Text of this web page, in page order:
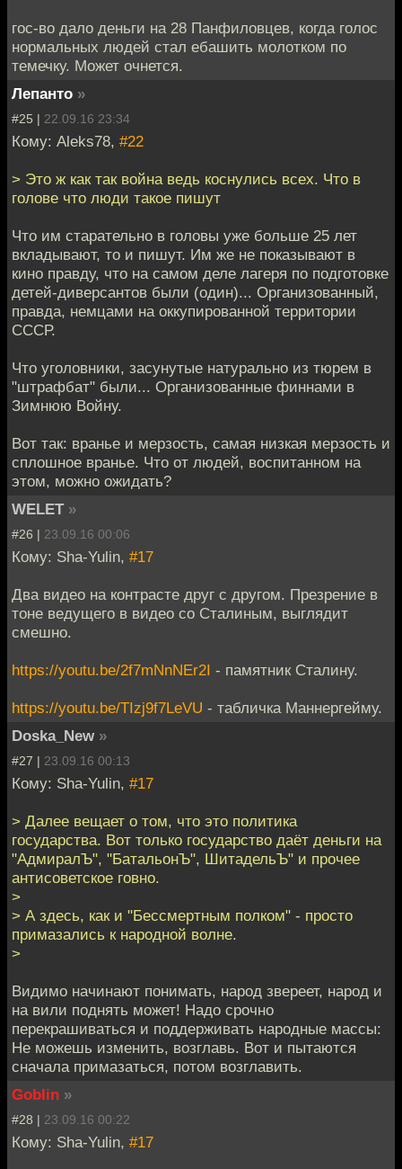
гос-во дало деньги на 28 Панфиловцев, когда голос
нормальных людей стал ебашить молотком по
темечку. Может очнется.
Лепанто »
#25 | 22.09.16 23:34
Кому: Aleks78, #22
> Это ж как так война ведь коснулись всех. Что в
голове что люди такое пишут
Что им старательно в головы уже больше 25 лет
вкладывают, то и пишут. Им же не показывают в
кино правду, что на самом деле лагеря по подготовке
детей-диверсантов были (один)... Организованный,
правда, немцами на оккупированной территории
СССР.
Что уголовники, засунутые натурально из тюрем в
"штрафбат" были... Организованные финнами в
Зимнюю Войну.
Вот так: вранье и мерзость, самая низкая мерзость и
сплошное вранье. Что от людей, воспитанном на
этом, можно ожидать?
WELET »
#26 | 23.09.16 00:06
Кому: Sha-Yulin, #17
Два видео на контрасте друг с другом. Презрение в
тоне ведущего в видео со Сталиным, выглядит
смешно.
https://youtu.be/2f7mNnNEr2I - памятник Сталину.
https://youtu.be/TIzj9f7LeVU - табличка Маннергейму.
Doska_New »
#27 | 23.09.16 00:13
Кому: Sha-Yulin, #17
> Далее вещает о том, что это политика
государства. Вот только государство даёт деньги на
"АдмиралЪ", "БатальонЪ", ШитадельЪ" и прочее
антисоветское говно.
>
> А здесь, как и "Бессмертным полком" - просто
примазались к народной волне.
>
Видимо начинают понимать, народ звереет, народ и
на вили поднять может! Надо срочно
перекрашиваться и поддерживать народные массы:
Не можешь изменить, возглавь. Вот и пытаются
сначала примазаться, потом возглавить.
Goblin »
#28 | 23.09.16 00:22
Кому: Sha-Yulin, #17